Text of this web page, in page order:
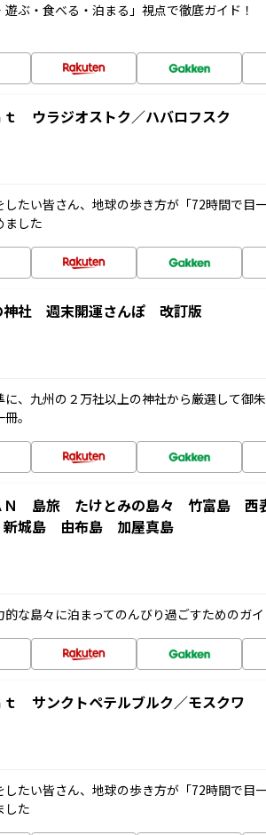
遊ぶ・食べる・泊まる」視点で徹底ガイド！
ウラジオストク／ハバロフスク
たい皆さん、地球の歩き方が「72時間で目
ました
神社 週末開運さんぽ 改訂版
に、九州の２万社以上の神社から厳選して御
。
Ｎ 島旅 たけとみの島々 竹富島 西
城島 由布島 加屋真島
な島々に泊まってのんびり過ごすためのガ
サンクトペテルブルク／モスクワ
たい皆さん、地球の歩き方が「72時間で目
した